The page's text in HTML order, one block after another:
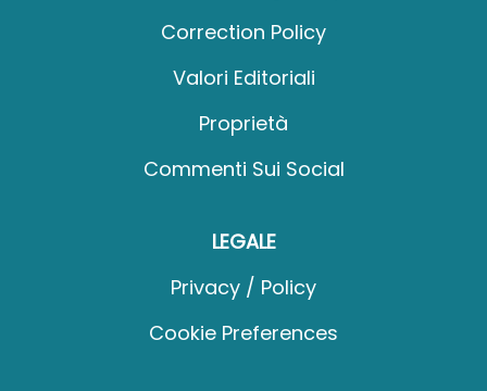
Correction Policy
Valori Editoriali
Proprietà
Commenti Sui Social
LEGALE
Privacy / Policy
Cookie Preferences